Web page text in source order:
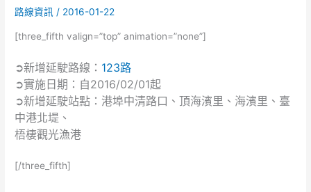
路線資訊 / 2016-01-22
[three_fifth valign=”top” animation=”none”]
➲新增延駛路線： 123路
➲實施日期：自2016/02/01起
➲新增延駛站點：港埠中清路口、頂海濱里、海濱里、臺
中港北堤、
梧棲觀光漁港
[/three_fifth]